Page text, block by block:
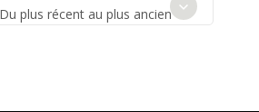
Du plus récent au plus ancien